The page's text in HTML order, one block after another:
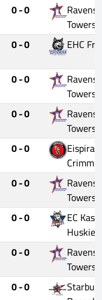
0 - 0
0 - 0
EHC
0 - 0
0 - 0
0 - 0
0 - 0
0 - 0
EC
Huskies
0 - 0
0 - 0